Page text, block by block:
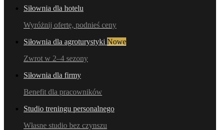
Siłownia dla hotelu
Wyróżnij ofertę, podnieś ceny
Siłownia dla agroturystyki Nowe
Zwrot w 2–4 sezony
Siłownia dla firmy
Benefit dla pracowników
Studio treningu personalnego
Własne studio bez czynszu